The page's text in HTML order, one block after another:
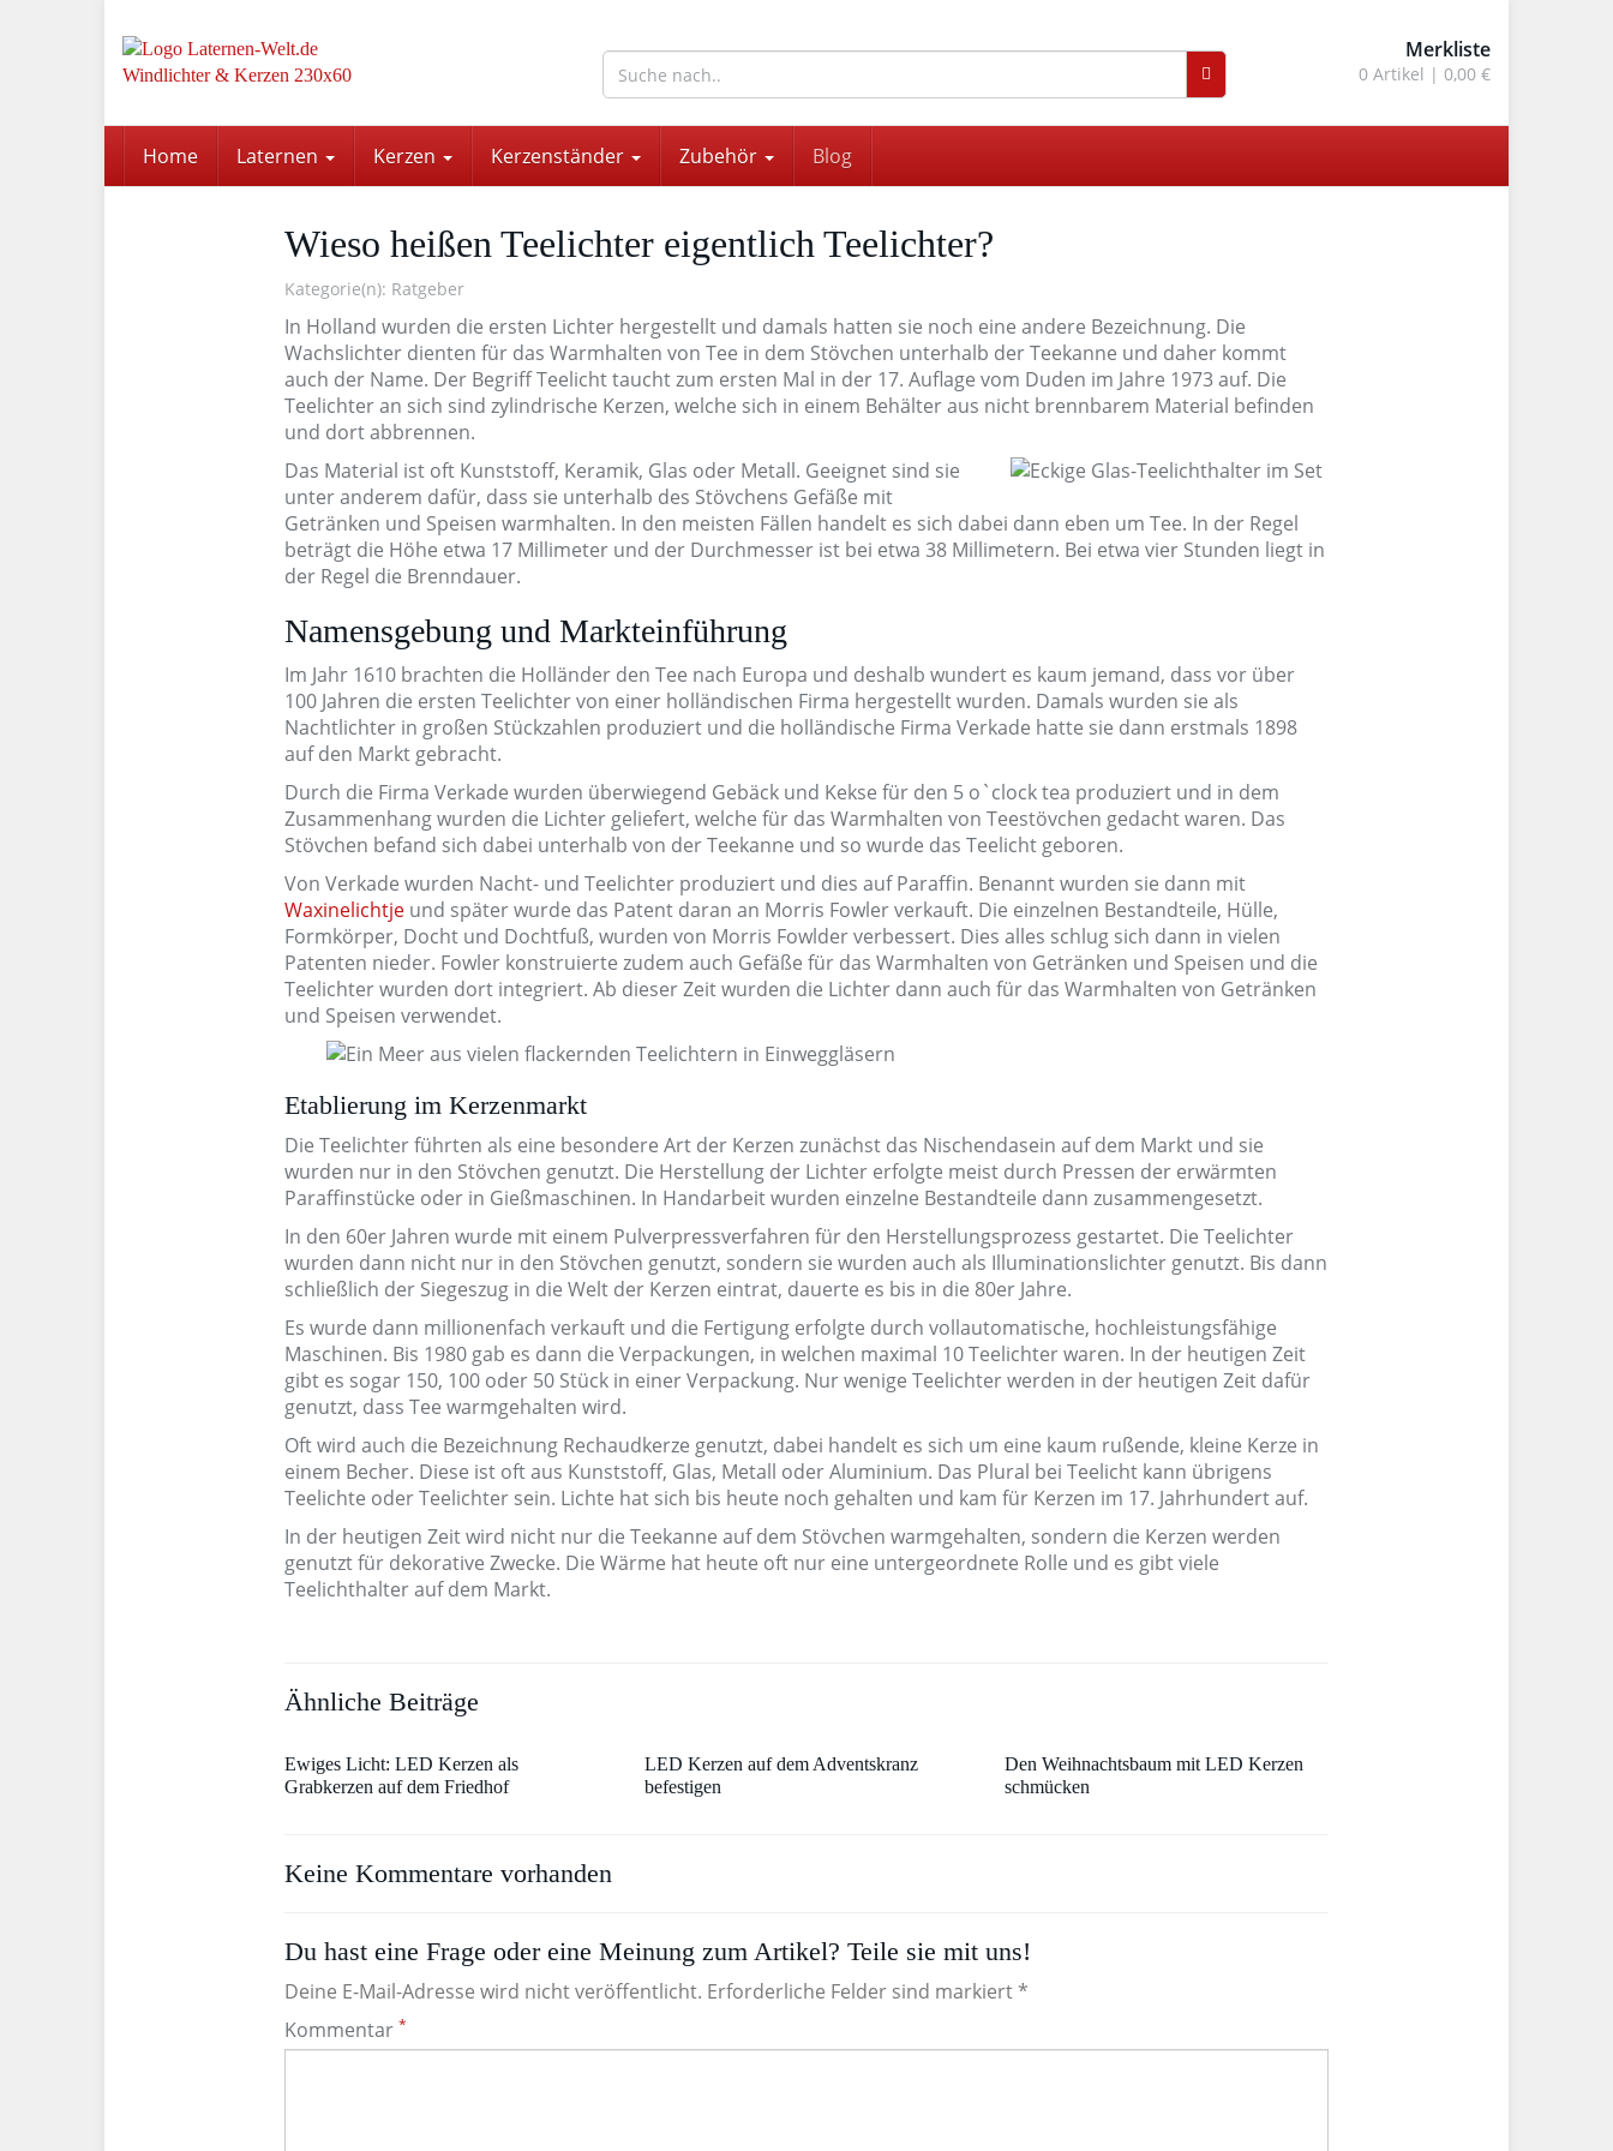
Merkliste
0 Artikel | 0,00 €
Home Laternen Kerzen Kerzenständer Zubehör Blog
Wieso heißen Teelichter eigentlich Teelichter?
Kategorie(n): Ratgeber
In Holland wurden die ersten Lichter hergestellt und damals hatten sie noch eine andere Bezeichnung. Die
Wachslichter dienten für das Warmhalten von Tee in dem Stövchen unterhalb der Teekanne und daher kommt
auch der Name. Der Begriff Teelicht taucht zum ersten Mal in der 17. Auflage vom Duden im Jahre 1973 auf. Die
Teelichter an sich sind zylindrische Kerzen, welche sich in einem Behälter aus nicht brennbarem Material befinden
und dort abbrennen.
Das Material ist oft Kunststoff, Keramik, Glas oder Metall. Geeignet sind sie
unter anderem dafür, dass sie unterhalb des Stövchens Gefäße mit
Getränken und Speisen warmhalten. In den meisten Fällen handelt es sich dabei dann eben um Tee. In der Regel
beträgt die Höhe etwa 17 Millimeter und der Durchmesser ist bei etwa 38 Millimetern. Bei etwa vier Stunden liegt in
der Regel die Brenndauer.
Namensgebung und Markteinführung
Im Jahr 1610 brachten die Holländer den Tee nach Europa und deshalb wundert es kaum jemand, dass vor über
100 Jahren die ersten Teelichter von einer holländischen Firma hergestellt wurden. Damals wurden sie als
Nachtlichter in großen Stückzahlen produziert und die holländische Firma Verkade hatte sie dann erstmals 1898
auf den Markt gebracht.
Durch die Firma Verkade wurden überwiegend Gebäck und Kekse für den 5 o`clock tea produziert und in dem
Zusammenhang wurden die Lichter geliefert, welche für das Warmhalten von Teestövchen gedacht waren. Das
Stövchen befand sich dabei unterhalb von der Teekanne und so wurde das Teelicht geboren.
Von Verkade wurden Nacht- und Teelichter produziert und dies auf Paraffin. Benannt wurden sie dann mit
Waxinelichtje und später wurde das Patent daran an Morris Fowler verkauft. Die einzelnen Bestandteile, Hülle,
Formkörper, Docht und Dochtfuß, wurden von Morris Fowlder verbessert. Dies alles schlug sich dann in vielen
Patenten nieder. Fowler konstruierte zudem auch Gefäße für das Warmhalten von Getränken und Speisen und die
Teelichter wurden dort integriert. Ab dieser Zeit wurden die Lichter dann auch für das Warmhalten von Getränken
und Speisen verwendet.
Etablierung im Kerzenmarkt
Die Teelichter führten als eine besondere Art der Kerzen zunächst das Nischendasein auf dem Markt und sie
wurden nur in den Stövchen genutzt. Die Herstellung der Lichter erfolgte meist durch Pressen der erwärmten
Paraffinstücke oder in Gießmaschinen. In Handarbeit wurden einzelne Bestandteile dann zusammengesetzt.
In den 60er Jahren wurde mit einem Pulverpressverfahren für den Herstellungsprozess gestartet. Die Teelichter
wurden dann nicht nur in den Stövchen genutzt, sondern sie wurden auch als Illuminationslichter genutzt. Bis dann
schließlich der Siegeszug in die Welt der Kerzen eintrat, dauerte es bis in die 80er Jahre.
Es wurde dann millionenfach verkauft und die Fertigung erfolgte durch vollautomatische, hochleistungsfähige
Maschinen. Bis 1980 gab es dann die Verpackungen, in welchen maximal 10 Teelichter waren. In der heutigen Zeit
gibt es sogar 150, 100 oder 50 Stück in einer Verpackung. Nur wenige Teelichter werden in der heutigen Zeit dafür
genutzt, dass Tee warmgehalten wird.
Oft wird auch die Bezeichnung Rechaudkerze genutzt, dabei handelt es sich um eine kaum rußende, kleine Kerze in
einem Becher. Diese ist oft aus Kunststoff, Glas, Metall oder Aluminium. Das Plural bei Teelicht kann übrigens
Teelichte oder Teelichter sein. Lichte hat sich bis heute noch gehalten und kam für Kerzen im 17. Jahrhundert auf.
In der heutigen Zeit wird nicht nur die Teekanne auf dem Stövchen warmgehalten, sondern die Kerzen werden
genutzt für dekorative Zwecke. Die Wärme hat heute oft nur eine untergeordnete Rolle und es gibt viele
Teelichthalter auf dem Markt.
Ähnliche Beiträge
Ewiges Licht: LED Kerzen als
Grabkerzen auf dem Friedhof
LED Kerzen auf dem Adventskranz
befestigen
Den Weihnachtsbaum mit LED Kerzen
schmücken
Keine Kommentare vorhanden
Du hast eine Frage oder eine Meinung zum Artikel? Teile sie mit uns!
Deine E-Mail-Adresse wird nicht veröffentlicht. Erforderliche Felder sind markiert *
Kommentar *